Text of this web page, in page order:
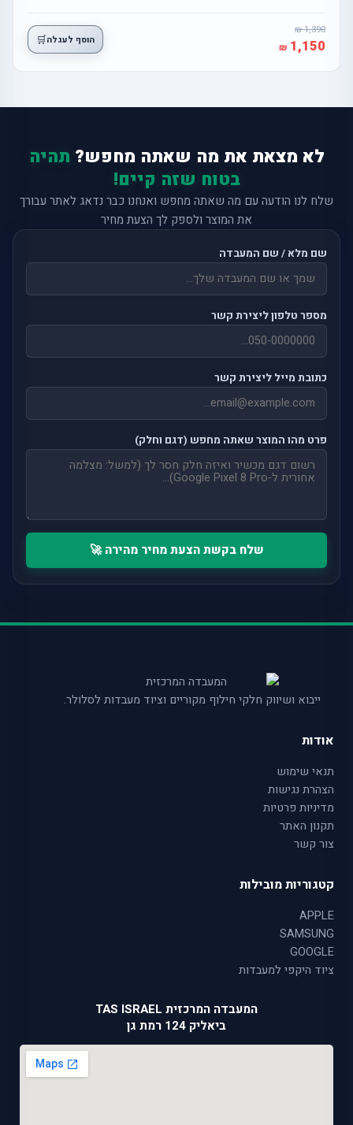
1,390
1,150 הוסף לעגלה🛒
לא מצאת את מה שאתה מחפש? תהיה
בטוח שזה קיים!
שלח לנו הודעה עם מה שאתה מחפש ואנחנו כבר נדאג לאתר עבורך
את המוצר ולספק לך הצעת מחיר
שם מלא / שם המעבדה
מספר טלפון ליצירת קשר
כתובת מייל ליצירת קשר
פרט מהו המוצר שאתה מחפש (דגם וחלק)
שלח בקשת הצעת מחיר מהירה 🚀
ייבוא ושיווק חלקי חילוף מקוריים וציוד מעבדות לסלולר.
אודות
תנאי שימוש
הצהרת נגישות
מדיניות פרטיות
תקנון האתר
צור קשר
קטגוריות מובילות
APPLE
SAMSUNG
GOOGLE
ציוד היקפי למעבדות
המעבדה המרכזית TAS ISRAEL
ביאליק 124 רמת גן